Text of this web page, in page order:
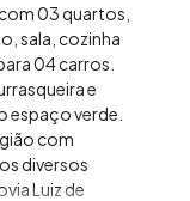
03 quartos,
sala, cozinha
04 carros.
e
espaço verde.
com
diversos
Luiz de